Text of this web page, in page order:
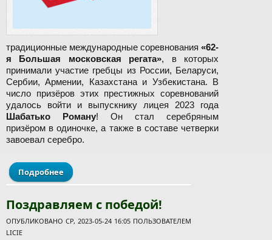
традиционные международные соревнования «62-
я Большая московская регата», в которых
принимали участие гребцы из России, Беларуси,
Сербии, Армении, Казахстана и Узбекистана. В
число призёров этих престижных соревнований
удалось войти и выпускнику лицея 2023 года
Шабатько Роману! Он стал серебряным
призёром в одиночке, а также в составе четверки
завоевал серебро.
Подробнее о Поздравляем!
Поздравляем с победой!
ОПУБЛИКОВАНО СР, 2023-05-24 16:05 ПОЛЬЗОВАТЕЛЕМ
LICIE